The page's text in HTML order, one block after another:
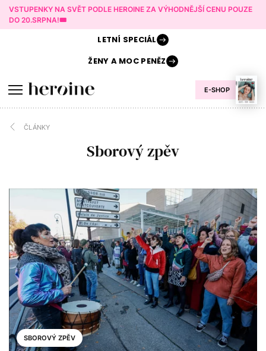
VSTUPENKY NA SVĚT PODLE HEROINE ZA VÝHODNĚJŠÍ CENU POUZE
DO 20.SRPNA!🎟️
E-SHOP
LETNÍ SPECIÁL
ŽENY AMOC PENĚZ
ČLÁNKY
Sborový zpěv
SBOROVÝ ZPĚV